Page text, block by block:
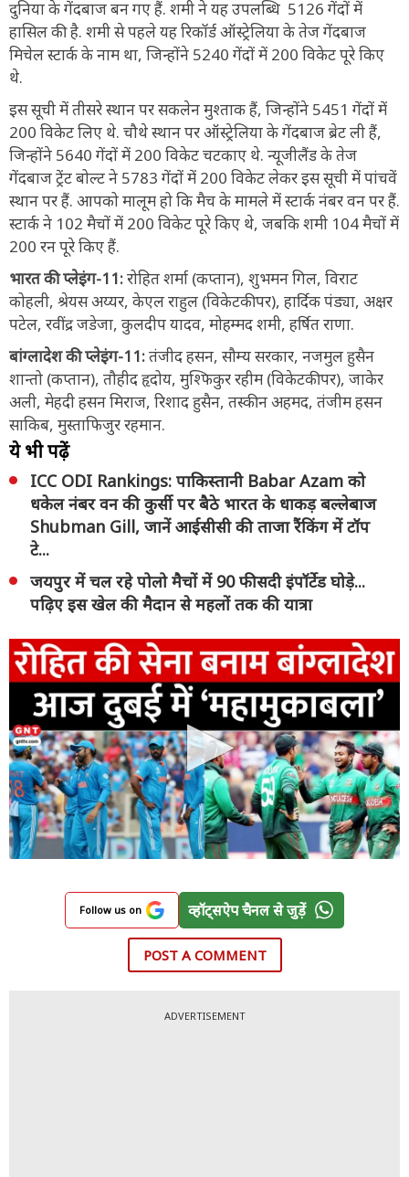
दुनिया के गेंदबाज बन गए हैं. शमी ने यह उपलब्धि 5126 गेंदों में
हासिल की है. शमी से पहले यह रिकॉर्ड ऑस्ट्रेलिया के तेज गेंदबाज
मिचेल स्टार्क के नाम था, जिन्होंने 5240 गेंदों में 200 विकेट पूरे किए
थे.
इस सूची में तीसरे स्थान पर सकलेन मुश्ताक हैं, जिन्होंने 5451 गेंदों में
200 विकेट लिए थे. चौथे स्थान पर ऑस्ट्रेलिया के गेंदबाज ब्रेट ली हैं,
जिन्होंने 5640 गेंदों में 200 विकेट चटकाए थे. न्यूजीलैंड के तेज
गेंदबाज ट्रेंट बोल्ट ने 5783 गेंदों में 200 विकेट लेकर इस सूची में पांचवें
स्थान पर हैं. आपको मालूम हो कि मैच के मामले में स्टार्क नंबर वन पर हैं.
स्टार्क ने 102 मैचों में 200 विकेट पूरे किए थे, जबकि शमी 104 मैचों में
200 रन पूरे किए हैं.
भारत की प्लेइंग-11:रोहित शर्मा (कप्तान), शुभमन गिल, विराट
कोहली, श्रेयस अय्यर, केएल राहुल (विकेटकीपर), हार्दिक पंड्या, अक्षर
पटेल, रवींद्र जडेजा, कुलदीप यादव, मोहम्मद शमी, हर्षित राणा.
बांग्लादेश की प्लेइंग-11:तंजीद हसन, सौम्य सरकार, नजमुल हुसैन
शान्तो (कप्तान), तौहीद हृदोय, मुश्फिकुर रहीम (विकेटकीपर), जाकेर
अली, मेहदी हसन मिराज, रिशाद हुसैन, तस्कीन अहमद, तंजीम हसन
साकिब, मुस्ताफिजुर रहमान.
ये भी पढ़ें
ICC ODI Rankings: पाकिस्तानी Babar Azam को
धकेल नंबर वन की कुर्सी पर बैठे भारत के धाकड़ बल्लेबाज
Shubman Gill, जानें आईसीसी की ताजा रैंकिंग में टॉप
टे...
जयपुर में चल रहे पोलो मैचों में 90 फीसदी इंपॉर्टेड घोड़े...
पढ़िए इस खेल की मैदान से महलों तक की यात्रा
Follow us on व्हॉट्सऐप चैनल से जुड़ें
POST A COMMENT
ADVERTISEMENT